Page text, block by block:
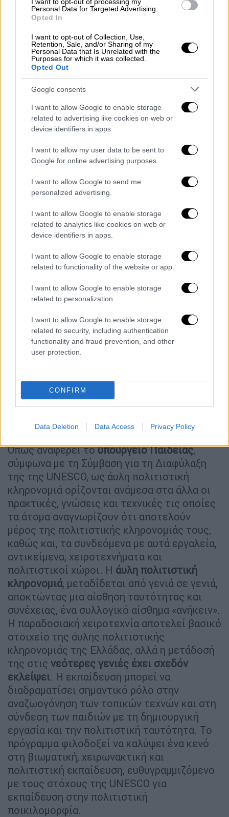
Personal Data for Targeted Advertising.
Opted In
I want to opt-out of Collection, Use,
Retention, Sale, and/or Sharing of my
Personal Data that Is Unrelated with the
Purposes for which it was collected.
Opted Out
Google consents
I want to allow Google to enable storage
related to advertising like cookies on web or
device identifiers in apps.
I want to allow my user data to be sent to
Google for online advertising purposes.
I want to allow Google to send me
personalized advertising.
I want to allow Google to enable storage
related to analytics like cookies on web or
device identifiers in apps.
I want to allow Google to enable storage
related to functionality of the website or app.
I want to allow Google to enable storage
related to personalization.
I want to allow Google to enable storage
related to security, including authentication
functionality and fraud prevention, and other
user protection.
CONFIRM
Data Deletion Data Access Privacy Policy
Τι θα προσφέρει στους μαθητές:
Το πρόγραμμα επιδιώκει να ενισχύσει τη
συστηματική εκμάθηση παραδοσιακών
τεχνών και να δημιουργήσει συνθήκες που
συνδυάζουν τη θεωρία με την
εξάσκηση, προάγοντας παράλληλα τη
δημιουργικότητα και την πολιτιστική
συνείδηση των μαθητών.
Και θα προσφέρει σύμφωνα με το
1. Ανάπτυξη δημιουργικότητας και
φαντασίας, μέσω πρακτικής εξάσκησης σε
υφαντική, κέντημα, πλέξιμο και κεραμική.
2. Καλλιέργεια συναισθηματικής
νοημοσύνης, αυτοπεποίθησης και
αυτοεκτίμησης.
3. Ενίσχυση παρατηρητικότητας, υπομονής
και δεξιοτήτων επίλυσης προβλημάτων.
4. Προώθηση ομαδικού πνεύματος και
νέες εμπειρίες.
5. Συγκέντρωση και απομάκρυνση από
ψηφιακές συσκευές, όπως κινητά και tablets.
6. Κατανόηση της αξίας διατήρησης της
πολιτιστικής κληρονομιάς μέσω βιωματικής
μάθησης.
Άυλη Πολιτιστική Κληρονομιά
Όπως αναφέρει τουπουργείο Παιδείας,
σύμφωνα με τη Σύμβαση για τη Διαφύλαξη
της της UNESCO, ως άυλη πολιτιστική
κληρονομιά ορίζονται ανάμεσα στα άλλα οι
πρακτικές, γνώσεις και τεχνικές τις οποίες
τα άτομα αναγνωρίζουν ότι αποτελούν
μέρος της πολιτιστικής κληρονομιάς τους,
καθώς και, τα συνδεόμενα με αυτά εργαλεία,
αντικείμενα, χειροτεχνήματα και
πολιτιστικοί χώροι. Η άυλη πολιτιστική
κληρονομιά, μεταδίδεται από γενιά σε γενιά,
αποκτώντας μια αίσθηση ταυτότητας και
συνέχειας, ένα συλλογικό αίσθημα «ανήκειν».
Η παραδοσιακή χειροτεχνία αποτελεί βασικό
στοιχείο της άυλης πολιτιστικής
κληρονομιάς της Ελλάδας, αλλά η μετάδοσή
της στις νεότερες γενιές έχει σχεδόν
εκλείψει. Η εκπαίδευση μπορεί να
διαδραματίσει σημαντικό ρόλο στην
αναζωογόνηση των τοπικών τεχνών και στη
σύνδεση των παιδιών με τη δημιουργική
εργασία και την πολιτιστική ταυτότητα. Το
πρόγραμμα φιλοδοξεί να καλύψει ένα κενό
στη βιωματική, χειρωνακτική και
πολιτιστική εκπαίδευση, ευθυγραμμιζόμενο
με τους στόχους της UNESCO για
εκπαίδευση στην πολιτιστική
ποικιλομορφία.